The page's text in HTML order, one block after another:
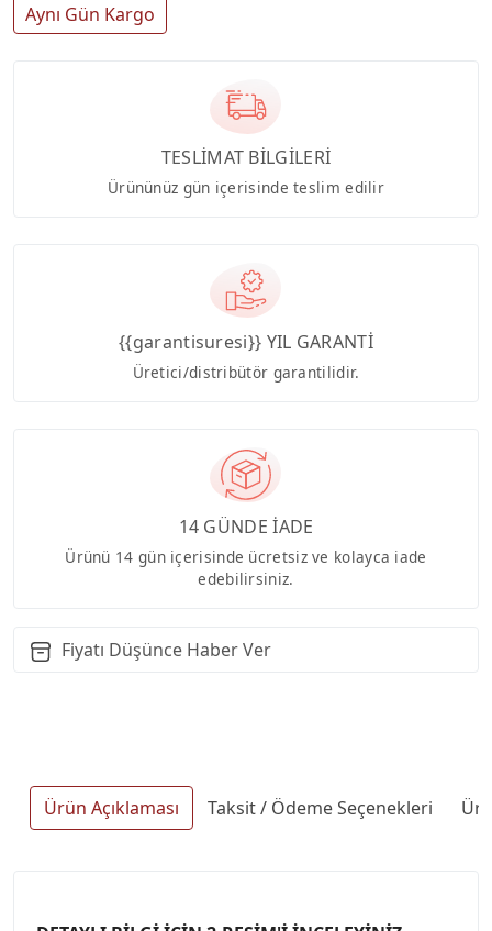
Aynı Gün Kargo
TESLİMAT BİLGİLERİ
Ürününüz gün içerisinde teslim edilir
{{garantisuresi}} YIL GARANTİ
Üretici/distribütör garantilidir.
14 GÜNDE İADE
Ürünü 14 gün içerisinde ücretsiz ve kolayca iade
edebilirsiniz.
Fiyatı Düşünce Haber Ver
Ürün Açıklaması Taksit / Ödeme Seçenekleri